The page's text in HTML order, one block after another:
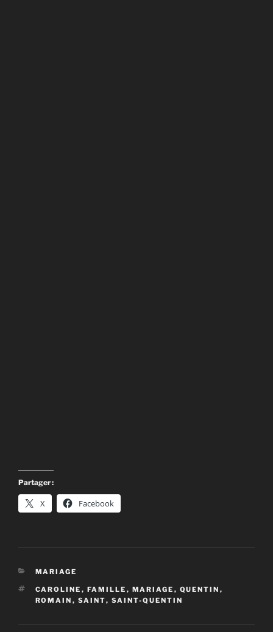
Partager :
X Facebook
CATÉGORIES
MARIAGE
ÉTIQUETTES
CAROLINE , FAMILLE , MARIAGE , QUENTIN ,
ROMAIN , SAINT, SAINT-QUENTIN